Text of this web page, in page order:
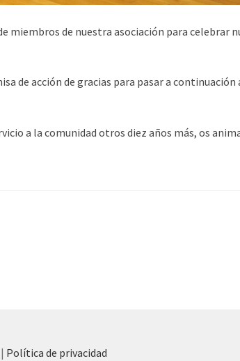
miembros de nuestra asociación para celebrar
de acción de gracias para pasar a
a la comunidad otros diez años más, os
| Política de privacidad